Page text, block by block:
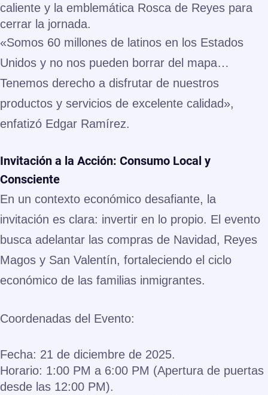
caliente y la emblemática Rosca de Reyes para
cerrar la jornada.
«Somos 60 millones de latinos en los Estados
Unidos y no nos pueden borrar del mapa…
Tenemos derecho a disfrutar de nuestros
productos y servicios de excelente calidad»,
enfatizó Edgar Ramírez.
Invitación a la Acción: Consumo Local y
Consciente
En un contexto económico desafiante, la
invitación es clara: invertir en lo propio. El evento
busca adelantar las compras de Navidad, Reyes
Magos y San Valentín, fortaleciendo el ciclo
económico de las familias inmigrantes.
Coordenadas del Evento:
Fecha: 21 de diciembre de 2025.
Horario: 1:00 PM a 6:00 PM (Apertura de puertas
desde las 12:00 PM).